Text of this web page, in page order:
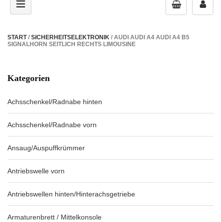
Toggle navigation
START/ SICHERHEITSELEKTRONIK / AUDI AUDI A4 AUDI A4 B5
SIGNALHORN SEITLICH RECHTS LIMOUSINE
Kategorien
Achsschenkel/Radnabe hinten
Achsschenkel/Radnabe vorn
Ansaug/Auspuffkrümmer
Antriebswelle vorn
Antriebswellen hinten/Hinterachsgetriebe
Armaturenbrett / Mittelkonsole